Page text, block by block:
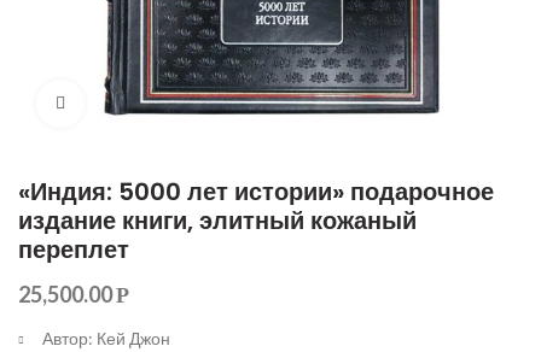
Увеличить
«Индия: 5000 лет истории» подарочное
издание книги, элитный кожаный
переплет
25,500.00Р
Автор: Кей Джон